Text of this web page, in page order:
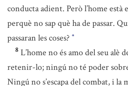
conducta adient. Però l’home està
perquè no sap què ha de passar.
passaran les coses? *
8 L’home no és amo del seu alè
retenir-lo; ningú no té poder
Ningú no s’escapa del combat, i la